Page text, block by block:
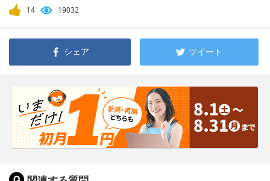
14 19032
シェア ツイート